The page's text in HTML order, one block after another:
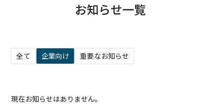
お知らせ一覧
全て 企業向け 重要なお知らせ
現在お知らせはありません。